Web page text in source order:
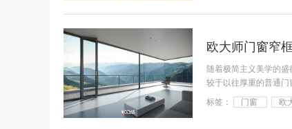
欧大师门窗窄
随着极简主义美学的盛
较于以往厚重的普通
标签：
门窗 欧